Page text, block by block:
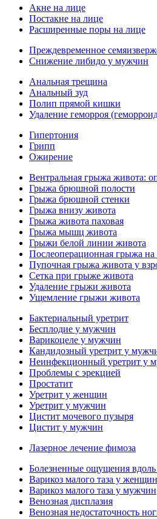
Акне на лице
Постакне на лице
Расширенные поры на лице
Преждевременное
Снижение либидо у мужчин
Анальная трещина
Анальный зуд
Полип прямой кишки
Удаление геморроя
Гипертония
Грипп
Ожирение
Вентральная грыжа живота:
Грыжа брюшной полости
Грыжа брюшной стенки
Грыжа внизу живота
Грыжа живота паховая
Грыжа мышц живота
Грыжи белой линии живота
Послеоперационная грыжа на
Пупочная грыжа живота у
Сетка при грыже живота
Удаление грыжи живота
Ущемление грыжи живота
Бактериальный уретрит
Бесплодие у мужчин
Варикоцеле у мужчин
Кандидозный уретрит у
Неинфекционный уретрит у
Проблемы с эрекцией
Простатит
Уретрит у женщин
Уретрит у мужчин
Цистит мочевого пузыря
Цистит у мужчин
Лазерное лечение фимоза
Болезненные ощущения вдоль
Варикоз малого таза у женщин
Варикоз малого таза у мужчин
Венозная дисплазия
Венозная недостаточность